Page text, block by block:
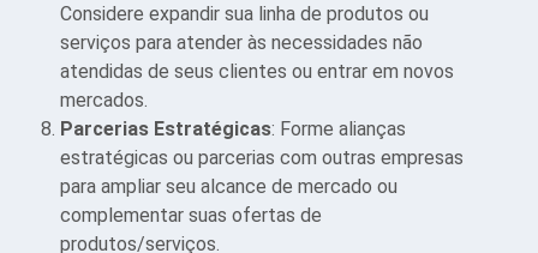
Considere expandir sua linha de produtos ou
serviços para atender às necessidades não
atendidas de seus clientes ou entrar em novos
mercados.
Parcerias Estratégicas: Forme alianças
estratégicas ou parcerias com outras empresas
para ampliar seu alcance de mercado ou
complementar suas ofertas de
produtos/serviços.